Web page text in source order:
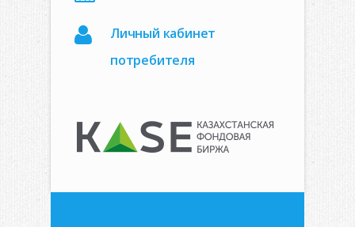
Личный кабинет
потребителя